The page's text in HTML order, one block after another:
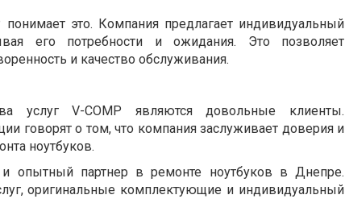
это. Компания предлагает индивидуальный
его потребности и ожидания. Это позволяет
и качество обслуживания.
услуг V-COMP являются довольные клиенты.
говорят о том, что компания заслуживает доверия и
ноутбуков.
опытный партнер в ремонте ноутбуков в Днепре.
оригинальные комплектующие и индивидуальный